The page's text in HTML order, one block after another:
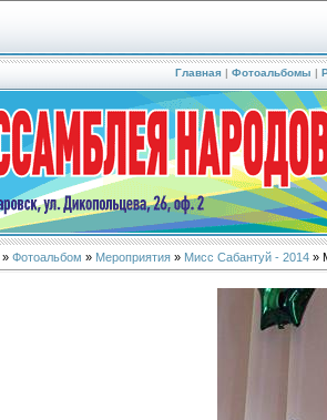
Главная | Фотоальбомы |
» Фотоальбом » Мероприятия » Мисс Сабантуй - 2014 »